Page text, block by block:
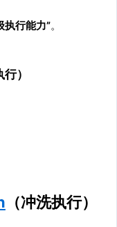
执行能力”。
）
（冲洗执行）